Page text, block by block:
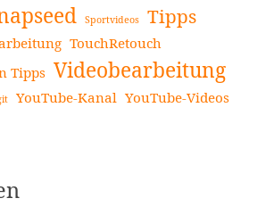
Sportvideos Tipps
TouchRetouch
Tipps Videobearbeitung
YouTube-Kanal YouTube-Videos